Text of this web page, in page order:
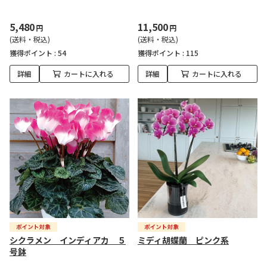
5,480円
(送料・税込)
獲得ポイント : 54
詳細 カートに入れる
11,500円
(送料・税込)
獲得ポイント : 115
詳細 カートに入れる
シクラメン インディアカ ５
号鉢
ミディ胡蝶蘭 ピンク系